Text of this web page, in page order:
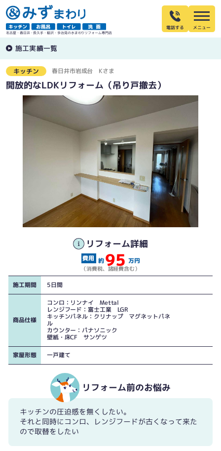
名古屋・春日井・長久手・稲沢・多治見の水まわりリフォーム専門店
電話する
施工実績一覧
キッチン 春日井市岩成台 Kさま
開放的なLDKリフォーム（吊り戸撤去）
リフォーム詳細
約 95 万円
（消費税、諸経費含む）
施工期間 5日間
商品仕様
コンロ：リンナイ Mettal
レンジフード：富士工業 LGR
キッチンパネル：クリナップ マグネットパネ
ル
カウンター：パナソニック
壁紙・床CF サンゲツ
家屋形態 一戸建て
リフォーム前のお悩み
キッチンの圧迫感を無くしたい。
それと同時にコンロ、レンジフードが古くなって来た
ので取替をしたい
工事前①
工事後①